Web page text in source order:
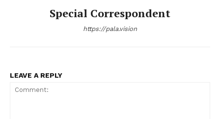
Special Correspondent
https://pala.vision
LEAVE A REPLY